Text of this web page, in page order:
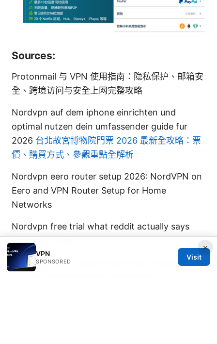
Sources:
Protonmail 与 VPN 使用指南：隐私保护、邮箱安
全、跨境访问与安全上网完整攻略
Nordvpn auf dem iphone einrichten und
optimal nutzen dein umfassender guide fur
2026 台北故宮博物院門票 2026 最新全攻略：票
價、購買方式、參觀重點全解析
Nordvpn eero router setup 2026: NordVPN on
Eero and VPN Router Setup for Home
Networks
Nordvpn free trial what reddit actually says
and how to get it
Nordvpn basic vs plus which plan is right for
×
VPN
SPONSORED
Visit